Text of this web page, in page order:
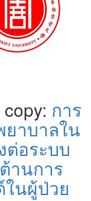
การ
าบาลใน
ต่อระบบ
านการ
ในผู้ป่วย